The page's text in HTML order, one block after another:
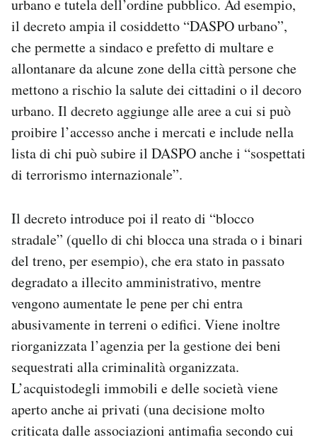
urbano e tutela dell’ordine pubblico. Ad esempio,
il decreto ampia il cosiddetto “DASPO urbano”,
che permette a sindaco e prefetto di multare e
allontanare da alcune zone della città persone che
mettono a rischio la salute dei cittadini o il decoro
urbano. Il decreto aggiunge alle aree a cui si può
proibire l’accesso anche i mercati e include nella
lista di chi può subire il DASPO anche i “sospettati
di terrorismo internazionale”.
Il decreto introduce poi il reato di “blocco
stradale” (quello di chi blocca una strada o i binari
del treno, per esempio), che era stato in passato
degradato a illecito amministrativo, mentre
vengono aumentate le pene per chi entra
abusivamente in terreni o edifici. Viene inoltre
riorganizzata l’agenzia per la gestione dei beni
sequestrati alla criminalità organizzata.
L’acquistodegli immobili e delle società viene
aperto anche ai privati (una decisione molto
criticata dalle associazioni antimafia secondo cui